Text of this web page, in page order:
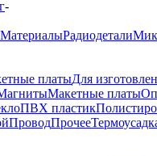
-
МатериалыРадиодетали
платыДля
Макетные платы
ПВХ пластик
ПроводПрочее